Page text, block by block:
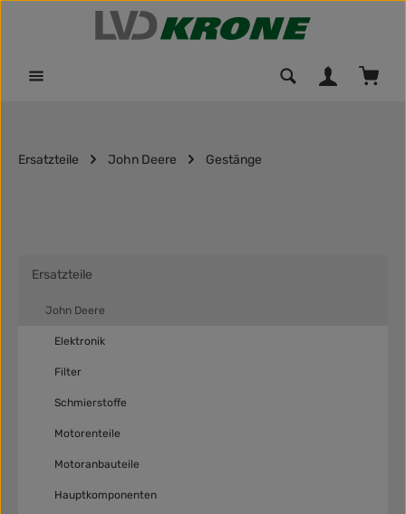
Zum Hauptinhalt springen
Ersatzteile John Deere Gestänge
Ersatzteile
John Deere
Elektronik
Filter
Schmierstoffe
Motorenteile
Motoranbauteile
Hauptkomponenten